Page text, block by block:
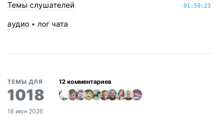
01:59:23
Темы слушателей
аудио • лог чата
ТЕМЫ ДЛЯ
1018
18 июн 2026